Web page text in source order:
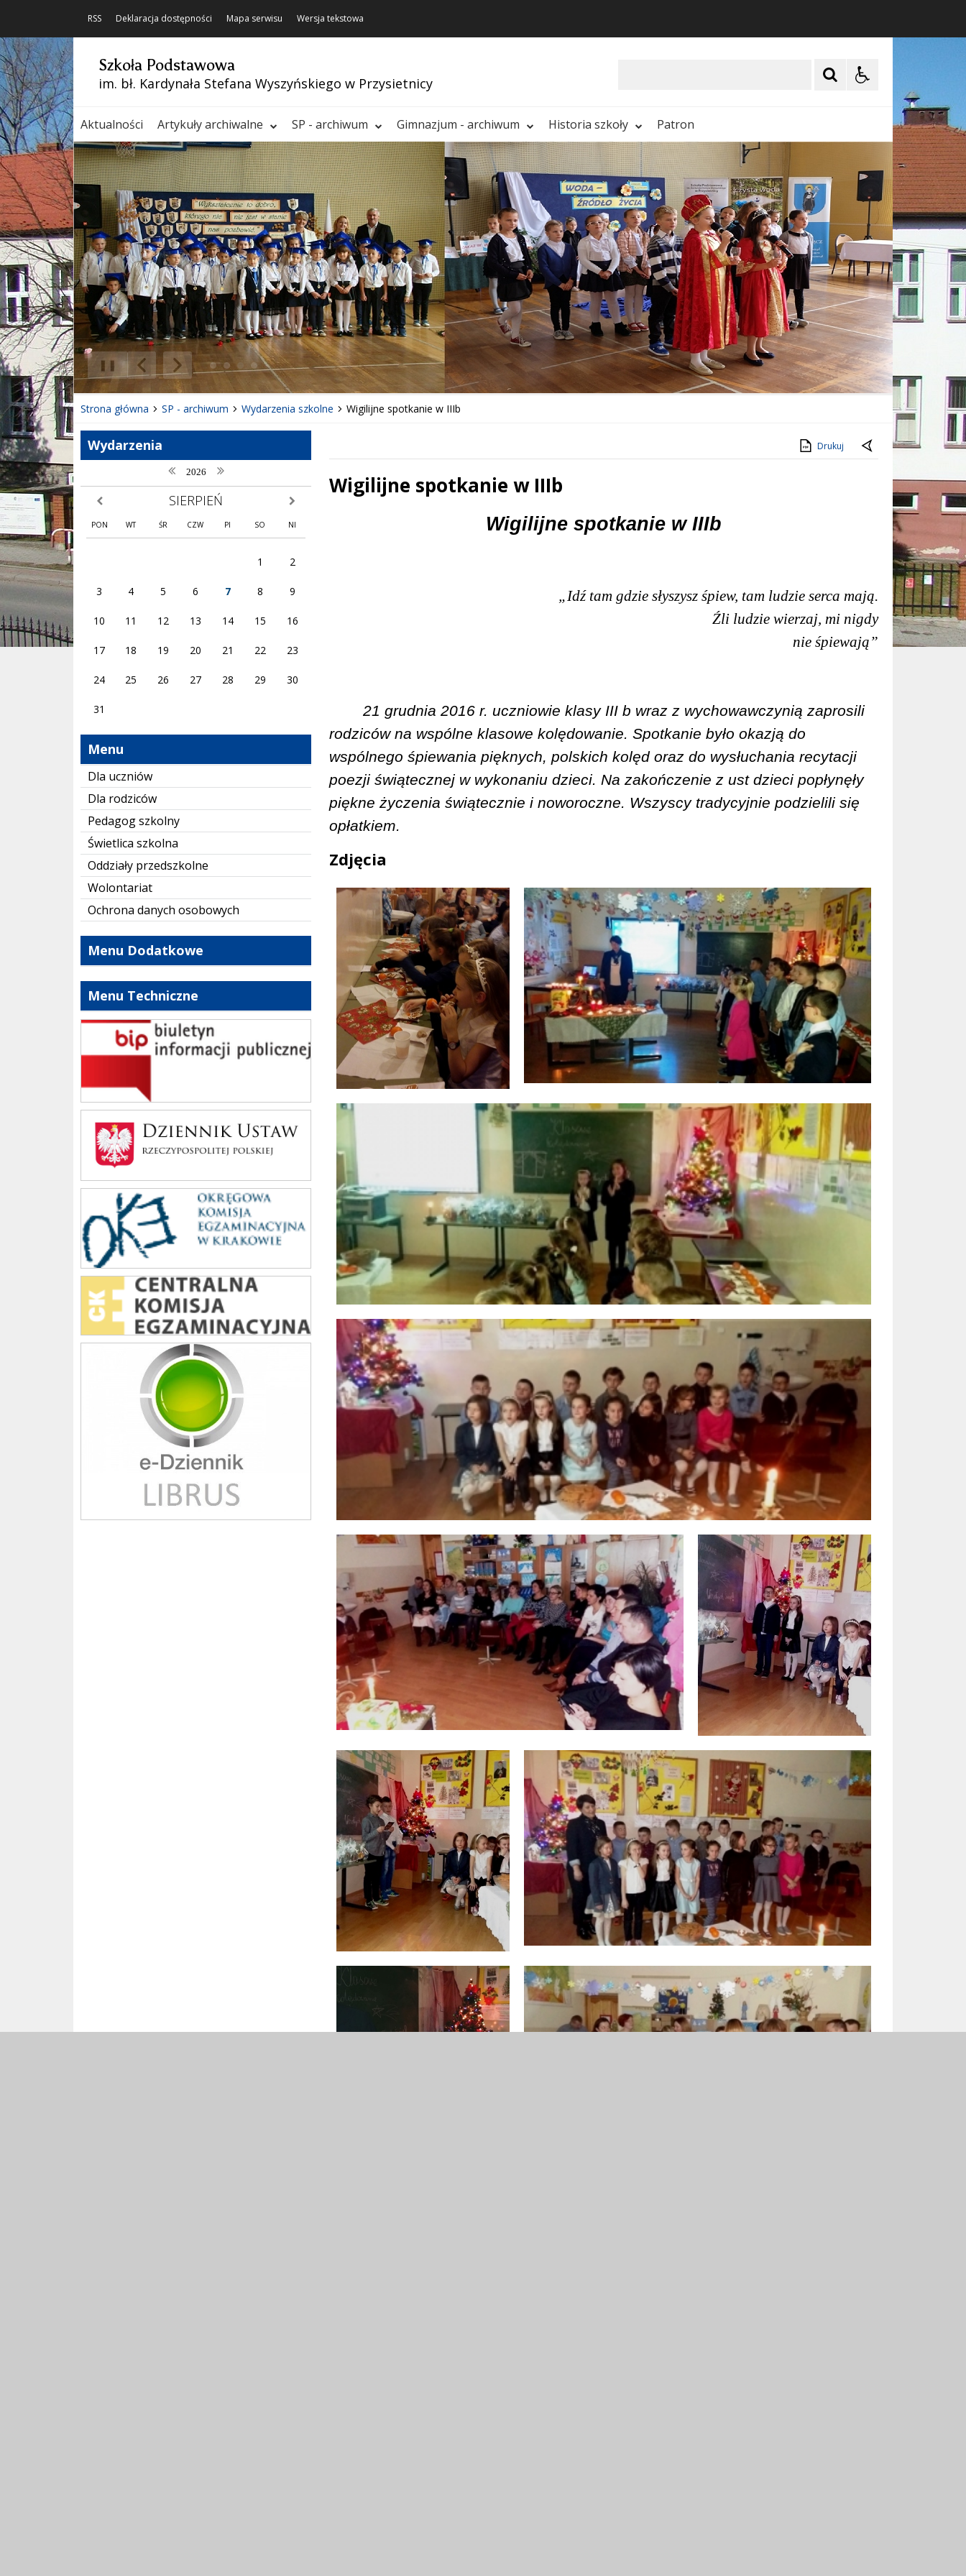
RSS Deklaracja dostępności Mapa serwisu Wersja tekstowa
Szkoła Podstawowa
im. bł. Kardynała Stefana Wyszyńskiego w Przysietnicy
Aktualności Artykuły archiwalne SP - archiwum Gimnazjum - archiwum Historia szkoły Patron
Poprzedni Element
Następny Element
❚❚
Strona główna SP - archiwum Wydarzenia szkolne Wigilijne spotkanie w IIIb
Wydarzenia
poprzedni rok
2026 następny rok
poprzedni miesiąc SIERPIEŃ następny miesiąc
PON WT ŚR CZW PI SO NI
1 2
3 4 5 6 7 8 9
10 11 12 13 14 15 16
17 18 19 20 21 22 23
24 25 26 27 28 29 30
31
Menu
Dla uczniów
Dla rodziców
Pedagog szkolny
Świetlica szkolna
Oddziały przedszkolne
Wolontariat
Ochrona danych osobowych
Menu Dodatkowe
Menu Techniczne
bip szkoły
Dziennik Polski
oke_krakow
cke
Librus szkoła
Drukuj
Wigilijne spotkanie w IIIb
Wigilijne spotkanie w IIIb
„Idź tam gdzie słyszysz śpiew, tam ludzie serca mają.
Źli ludzie wierzaj, mi nigdy
nie śpiewają”
21 grudnia 2016 r. uczniowie klasy III b wraz z wychowawczynią zaprosili
rodziców na wspólne klasowe kolędowanie. Spotkanie było okazją do
wspólnego śpiewania pięknych, polskich kolęd oraz do wysłuchania recytacji
poezji świątecznej w wykonaniu dzieci. Na zakończenie z ust dzieci popłynęły
piękne życzenia świątecznie i noworoczne. Wszyscy tradycyjnie podzielili się
opłatkiem.
Zdjęcia